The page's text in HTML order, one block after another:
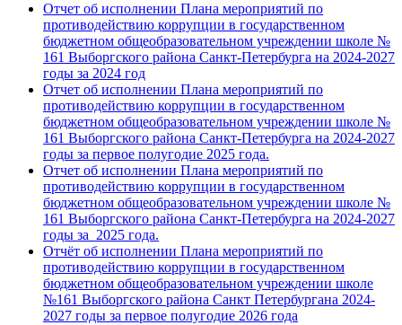
Отчет об исполнении Плана мероприятий по
противодействию коррупции в государственном
бюджетном общеобразовательном учреждении школе №
161 Выборгского района Санкт-Петербурга на 2024-2027
годы за 2024 год
Отчет об исполнении Плана мероприятий по
противодействию коррупции в государственном
бюджетном общеобразовательном учреждении школе №
161 Выборгского района Санкт-Петербурга на 2024-2027
годы за первое полугодие 2025 года.
Отчет об исполнении Плана мероприятий по
противодействию коррупции в государственном
бюджетном общеобразовательном учреждении школе №
161 Выборгского района Санкт-Петербурга на 2024-2027
годы за 2025 года.
Отчёт об исполнении Плана мероприятий по
противодействию коррупции в государственном
бюджетном общеобразовательном учреждении школе
№161 Выборгского района Санкт Петербургана 2024-
2027 годы за первое полугодие 2026 года